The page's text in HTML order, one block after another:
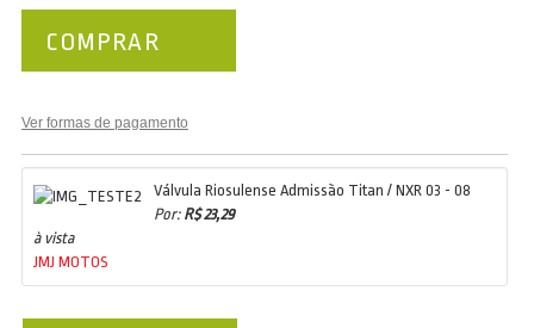
Ver formas de pagamento
Válvula Riosulense Admissão Titan / NXR 03 - 08
Por: R$ 23,29
à vista
JMJ MOTOS
COMPRAR